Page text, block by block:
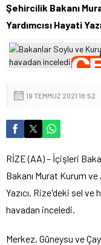
Şehircilik Bakanı
Yardımcısı Hayati
19 TEMMUZ 2021 18:52
RİZE (AA) – İçişleri
Bakanı Murat Kurum ve
Yazıcı, Rize'deki sel
havadan inceledi.
Merkez, Güneysu ve